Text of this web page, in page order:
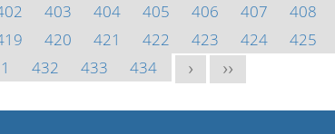
403 404 405 406 407 408
420 421 422 423 424 425
432 433 434 > >>